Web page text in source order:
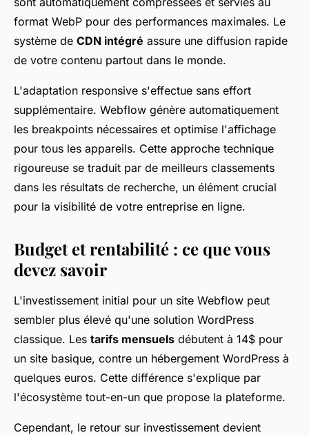
format WebP pour des performances maximales. Le
système de CDN intégré assure une diffusion rapide
de votre contenu partout dans le monde.
L'adaptation responsive s'effectue sans effort
supplémentaire. Webflow génère automatiquement
les breakpoints nécessaires et optimise l'affichage
pour tous les appareils. Cette approche technique
rigoureuse se traduit par de meilleurs classements
dans les résultats de recherche, un élément crucial
pour la visibilité de votre entreprise en ligne.
Budget et rentabilité : ce que vous
devez savoir
L'investissement initial pour un site Webflow peut
sembler plus élevé qu'une solution WordPress
classique. Les tarifs mensuels débutent à 14$ pour
un site basique, contre un hébergement WordPress à
quelques euros. Cette différence s'explique par
l'écosystème tout-en-un que propose la plateforme.
Cependant, le retour sur investissement devient